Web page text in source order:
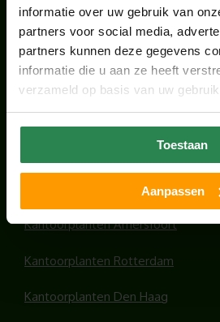
informatie over uw gebruik van
partners voor social media,
partners kunnen deze gegevens
informatie die u aan ze heeft
verzameld op basis van uw
Toestaan
Aanpassen
HANDIGE LINKS
Office plants
Kantoorplanten Amsterdam
Kantoorplanten Amersfoort
Kantoorplanten Rotterdam
Kantoorplanten Den Haag